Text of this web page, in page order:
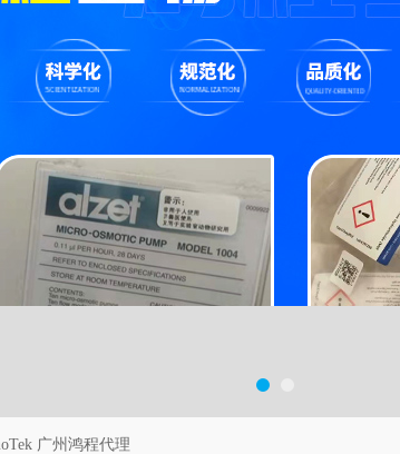
广州鸿程代理